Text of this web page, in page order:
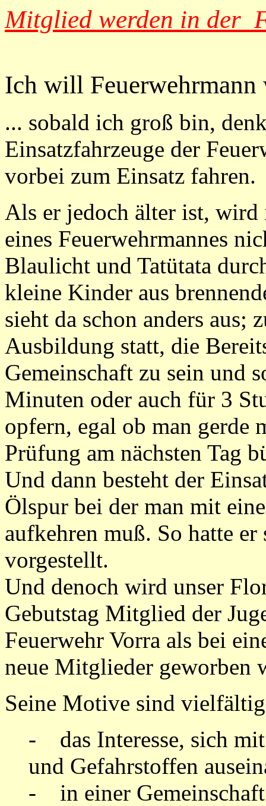
Mitglied werden in der
Ich will Feuerwehrmann
... sobald ich groß bin,
Einsatzfahrzeuge der
vorbei zum Einsatz fahren.
Als er jedoch älter ist, wird
eines Feuerwehrmannes
Blaulicht und Tatütata
kleine Kinder aus
sieht da schon anders aus;
Ausbildung statt, die
Gemeinschaft zu sein und
Minuten oder auch für 3
opfern, egal ob man gerde
Prüfung am nächsten Tag
Und dann besteht der
Ölspur bei der man mit
aufkehren muß. So hatte
vorgestellt.
Und denoch wird unser
Gebutstag Mitglied der
Feuerwehr Vorra als bei
neue Mitglieder geworben
Seine Motive sind
- das Interesse, sich
und Gefahrstoffen
- in einer